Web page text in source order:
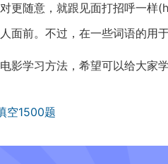
更随意，就跟见面打招呼一
面前。不过，在一些词语的用
影学习方法，希望可以给大家学
空1500题